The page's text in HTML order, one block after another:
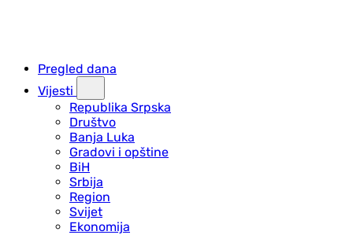
Pregled dana
Vijesti
Republika Srpska
Društvo
Banja Luka
Gradovi i opštine
BiH
Srbija
Region
Svijet
Ekonomija